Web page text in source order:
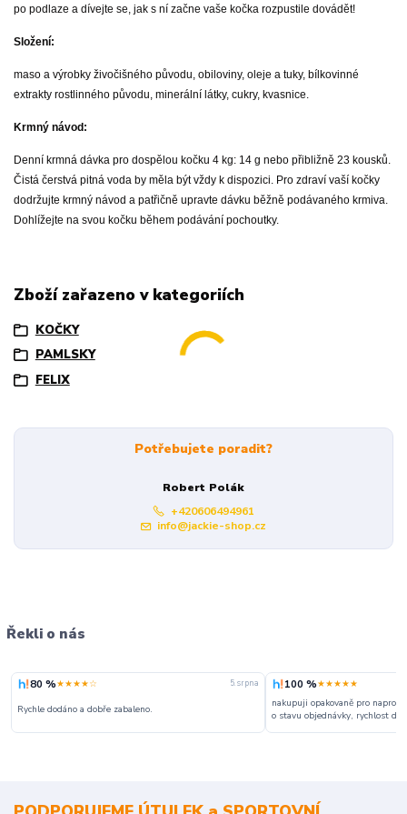
po podlaze a dívejte se, jak s ní začne vaše kočka rozpustile dovádět!
Složení:
maso a výrobky živočišného původu, obiloviny, oleje a tuky, bílkovinné
extrakty rostlinného původu, minerální látky, cukry, kvasnice.
Krmný návod:
Denní krmná dávka pro dospělou kočku 4 kg: 14 g nebo přibližně 23 kousků.
Čistá čerstvá pitná voda by měla být vždy k dispozici. Pro zdraví vaší kočky
dodržujte krmný návod a patřičně upravte dávku běžně podávaného krmiva.
Dohlížejte na svou kočku během podávání pochoutky.
Zboží zařazeno v kategoriích
KOČKY
PAMLSKY
FELIX
Potřebujete poradit?
Robert Polák
+420606494961
info@jackie-shop.cz
Řekli o nás
80 %★★★★☆ 5. srpna
Rychle dodáno a dobře zabaleno.
100 %★★★★★
nakupuji opakovaně pro
o stavu objednávky, rychlost